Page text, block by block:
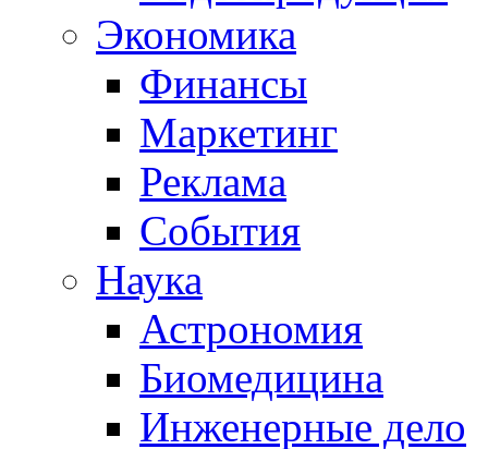
Экономика
Финансы
Маркетинг
Реклама
События
Наука
Астрономия
Биомедицина
Инженерные дело